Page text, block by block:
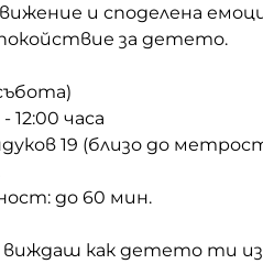
и споделена
за детето.
12:00 часа
19 (близо до
до 60 мин.
как детето ти